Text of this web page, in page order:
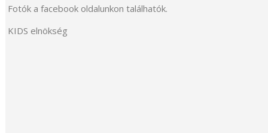
Fotók a facebook oldalunkon találhatók.
KIDS elnökség